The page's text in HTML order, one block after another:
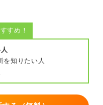
すめ！
を知りたい人